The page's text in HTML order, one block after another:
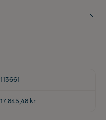
113661
17 845,48 kr